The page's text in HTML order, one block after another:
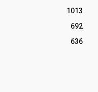
1013
692
636